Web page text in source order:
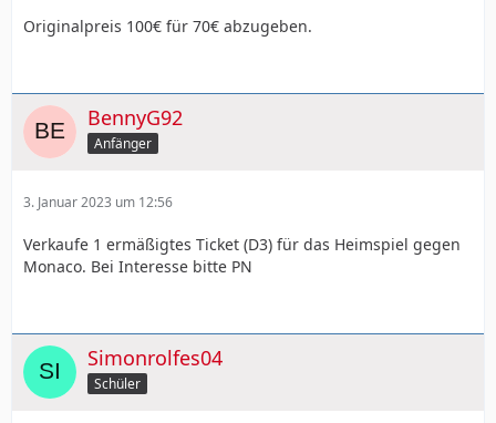
Originalpreis 100€ für 70€ abzugeben.
BennyG92
Anfänger
3. Januar 2023 um 12:56
Verkaufe 1 ermäßigtes Ticket (D3) für das Heimspiel gegen
Monaco. Bei Interesse bitte PN
Simonrolfes04
Schüler